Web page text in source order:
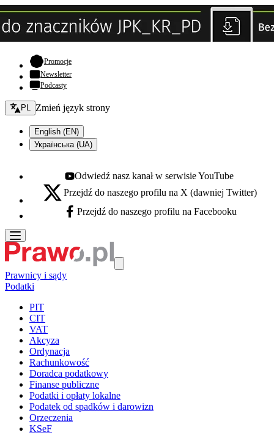
Promocje- otwiera się w nowej karcie
Newsletter
Podcasty
Zmień język - bieżący:
PL Zmień język strony
English (EN)
Українська (UA)
Youtube - otwiera się w nowej karcie
Odwiedź nasz kanał w serwisie YouTube
X - otwiera się w nowej karcie
Przejdź do naszego profilu na X (dawniej Twitter)
Facebook - otwiera się w nowej karcie
Przejdź do naszego profilu na Facebooku
Prawnicy i sądy
Podatki
PIT
CIT
VAT
Akcyza
Ordynacja
Rachunkowość
Doradca podatkowy
Finanse publiczne
Podatki i opłaty lokalne
Podatek od spadków i darowizn
Orzeczenia
KSeF